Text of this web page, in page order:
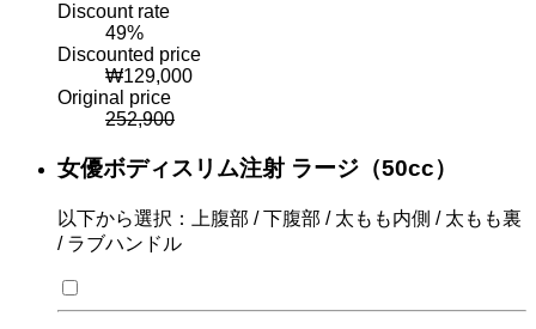
Discount rate
49%
Discounted price
₩129,000
Original price
252,900
女優ボディスリム注射 ラージ（50cc）
以下から選択：上腹部 / 下腹部 / 太もも内側 / 太もも裏
/ ラブハンドル